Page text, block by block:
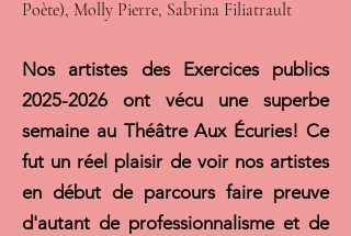
Poète), Molly Pierre, Sabrina Filiatrault
Nos artistes des Exercices publics
2025-2026 ont vécu une superbe
semaine au Théâtre Aux Écuries! Ce
fut un réel plaisir de voir nos artistes
en début de parcours faire preuve
d'autant de professionnalisme et de